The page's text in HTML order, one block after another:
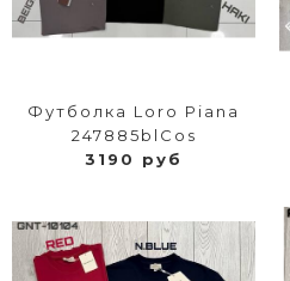
Футболка Loro Piana
247885blCos
3190 руб